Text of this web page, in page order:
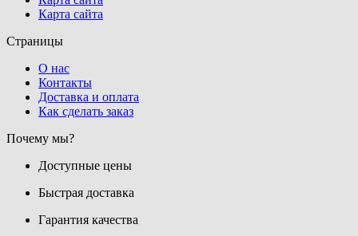
Карта сайта
Страницы
О нас
Контакты
Доставка и оплата
Как сделать заказ
Почему мы?
Доступные цены
Быстрая доставка
Гарантия качества